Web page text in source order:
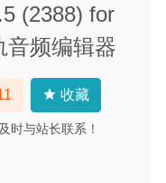
(2388) for
音频编辑器
收藏
时与站长联系！
软轻量开源全能代码
中文破解版 2020-02-
界上最高级的广告过